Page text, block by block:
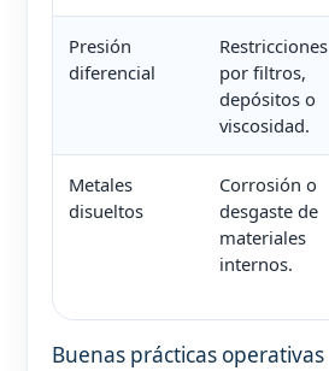
Presión
diferencial
Restricciones
por filtros,
depósitos o
viscosidad.
Metales
disueltos
Corrosión o
desgaste de
materiales
internos.
Buenas prácticas operativas